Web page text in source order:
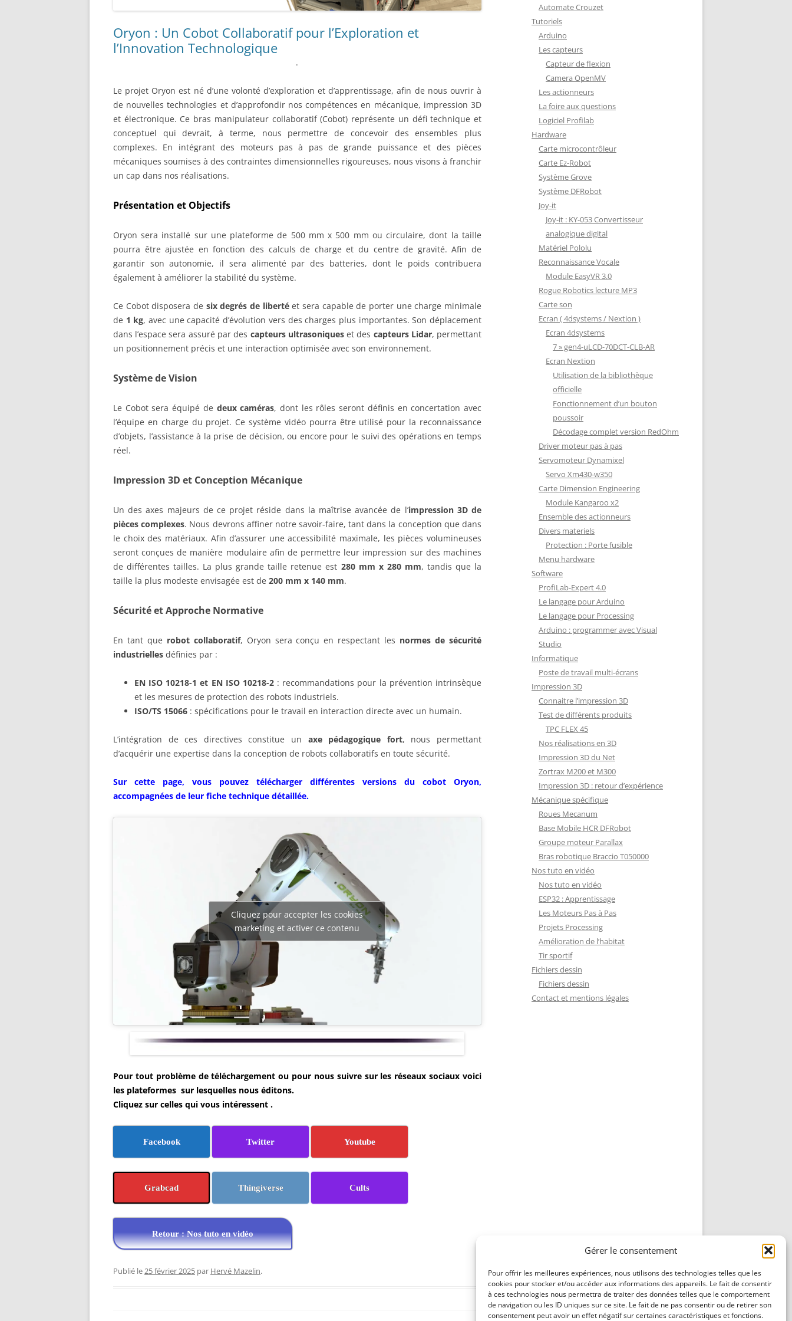
Gérer le consentement
Pour offrir les meilleures expériences, nous utilisons des technologies telles que les
cookies pour stocker et/ou accéder aux informations des appareils. Le fait de consentir
à ces technologies nous permettra de traiter des données telles que le comportement
de navigation ou les ID uniques sur ce site. Le fait de ne pas consentir ou de retirer son
consentement peut avoir un effet négatif sur certaines caractéristiques et fonctions.
ENSEMBLE DES ACTIONNEURS
DIVERS MATERIELS PROTECTION : PORTE FUSIBLE
Oryon : Un Cobot Collaboratif pour l’Exploration et
l’Innovation Technologique
.
Le projet Oryon est né d’une volonté d’exploration et d’apprentissage, afin de nous ouvrir à
de nouvelles technologies et d’approfondir nos compétences en mécanique, impression 3D
et électronique. Ce bras manipulateur collaboratif (Cobot) représente un défi technique et
conceptuel qui devrait, à terme, nous permettre de concevoir des ensembles plus
complexes. En intégrant des moteurs pas à pas de grande puissance et des pièces
mécaniques soumises à des contraintes dimensionnelles rigoureuses, nous visons à franchir
un cap dans nos réalisations.
Présentation et Objectifs
Oryon sera installé sur une plateforme de 500 mm x 500 mm ou circulaire, dont la taille
pourra être ajustée en fonction des calculs de charge et du centre de gravité. Afin de
garantir son autonomie, il sera alimenté par des batteries, dont le poids contribuera
également à améliorer la stabilité du système.
Ce Cobot disposera de six degrés de libertéet sera capable de porter une charge minimale
de 1 kg, avec une capacité d’évolution vers des charges plus importantes. Son déplacement
dans l’espace sera assuré par des capteurs ultrasoniqueset des capteurs Lidar, permettant
un positionnement précis et une interaction optimisée avec son environnement.
Système de Vision
Le Cobot sera équipé de deux caméras, dont les rôles seront définis en concertation avec
l’équipe en charge du projet. Ce système vidéo pourra être utilisé pour la reconnaissance
d’objets, l’assistance à la prise de décision, ou encore pour le suivi des opérations en temps
réel.
Impression 3D et Conception Mécanique
Un des axes majeurs de ce projet réside dans la maîtrise avancée de l’impression 3D de
pièces complexes. Nous devrons affiner notre savoir-faire, tant dans la conception que dans
le choix des matériaux. Afin d’assurer une accessibilité maximale, les pièces volumineuses
seront conçues de manière modulaire afin de permettre leur impression sur des machines
de différentes tailles. La plus grande taille retenue est 280 mm x 280 mm, tandis que la
taille la plus modeste envisagée est de 200 mm x 140 mm.
Sécurité et Approche Normative
En tant que robot collaboratif, Oryon sera conçu en respectant les normes de sécurité
industrielles définies par :
EN ISO 10218-1 et EN ISO 10218-2 : recommandations pour la prévention intrinsèque
et les mesures de protection des robots industriels.
ISO/TS 15066 : spécifications pour le travail en interaction directe avec un humain.
L’intégration de ces directives constitue un axe pédagogique fort, nous permettant
d’acquérir une expertise dans la conception de robots collaboratifs en toute sécurité.
Sur cette page, vous pouvez télécharger différentes versions du cobot Oryon,
accompagnées de leur fiche technique détaillée.
Cliquez pour accepter les cookies
marketing et activer ce contenu
Pour tout problème de téléchargement ou pour nous suivre sur les réseaux sociaux voici
les plateformes sur lesquelles nous éditons.
Cliquez sur celles qui vous intéressent .
Facebook Twitter Youtube
Grabcad Thingiverse Cults
Retour : Nos tuto en vidéo
Publié le25 février 2025 par Hervé Mazelin.
Automate Crouzet
Tutoriels
Arduino
Les capteurs
Capteur de flexion
Camera OpenMV
Les actionneurs
La foire aux questions
Logiciel Profilab
Hardware
Carte microcontrôleur
Carte Ez-Robot
Système Grove
Système DFRobot
Joy-it
Joy-it : KY-053 Convertisseur
analogique digital
Matériel Pololu
Reconnaissance Vocale
Module EasyVR 3.0
Rogue Robotics lecture MP3
Carte son
Ecran ( 4dsystems / Nextion )
Ecran 4dsystems
7 » gen4-uLCD-70DCT-CLB-AR
Ecran Nextion
Utilisation de la bibliothèque
officielle
Fonctionnement d’un bouton
poussoir
Décodage complet version RedOhm
Driver moteur pas à pas
Servomoteur Dynamixel
Servo Xm430-w350
Carte Dimension Engineering
Module Kangaroo x2
Ensemble des actionneurs
Divers materiels
Protection : Porte fusible
Menu hardware
Software
ProfiLab-Expert 4.0
Le langage pour Arduino
Le langage pour Processing
Arduino : programmer avec Visual
Studio
Informatique
Poste de travail multi-écrans
Impression 3D
Connaitre l’impression 3D
Test de différents produits
TPC FLEX 45
Nos réalisations en 3D
Impression 3D du Net
Zortrax M200 et M300
Impression 3D : retour d’expérience
Mécanique spécifique
Roues Mecanum
Base Mobile HCR DFRobot
Groupe moteur Parallax
Bras robotique Braccio T050000
Nos tuto en vidéo
Nos tuto en vidéo
ESP32 : Apprentissage
Les Moteurs Pas à Pas
Projets Processing
Amélioration de l’habitat
Tir sportif
Fichiers dessin
Fichiers dessin
Contact et mentions légales